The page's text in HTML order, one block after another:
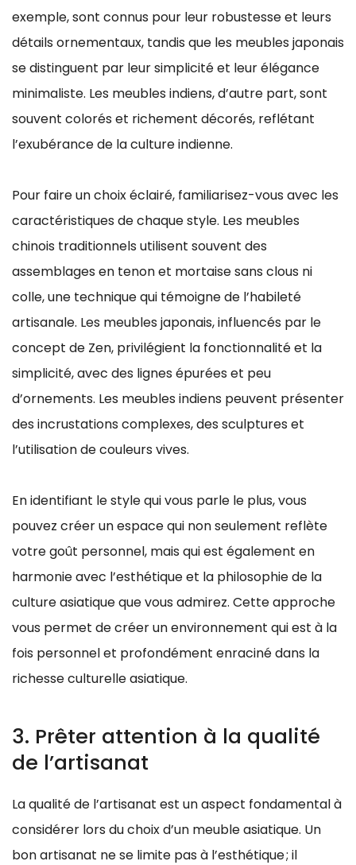
exemple, sont connus pour leur robustesse et leurs
détails ornementaux, tandis que les meubles japonais
se distinguent par leur simplicité et leur élégance
minimaliste. Les meubles indiens, d’autre part, sont
souvent colorés et richement décorés, reflétant
l’exubérance de la culture indienne.
Pour faire un choix éclairé, familiarisez-vous avec les
caractéristiques de chaque style. Les meubles
chinois traditionnels utilisent souvent des
assemblages en tenon et mortaise sans clous ni
colle, une technique qui témoigne de l’habileté
artisanale. Les meubles japonais, influencés par le
concept de Zen, privilégient la fonctionnalité et la
simplicité, avec des lignes épurées et peu
d’ornements. Les meubles indiens peuvent présenter
des incrustations complexes, des sculptures et
l’utilisation de couleurs vives.
En identifiant le style qui vous parle le plus, vous
pouvez créer un espace qui non seulement reflète
votre goût personnel, mais qui est également en
harmonie avec l’esthétique et la philosophie de la
culture asiatique que vous admirez. Cette approche
vous permet de créer un environnement qui est à la
fois personnel et profondément enraciné dans la
richesse culturelle asiatique.
3. Prêter attention à la qualité
de l’artisanat
La qualité de l’artisanat est un aspect fondamental à
considérer lors du choix d’un meuble asiatique. Un
bon artisanat ne se limite pas à l’esthétique ; il